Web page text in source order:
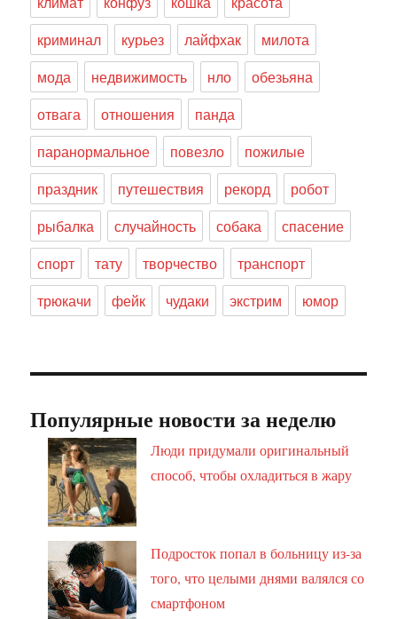
криминал
курьез лайфхак
милота
мода
недвижимость нло
обезьяна
отвага
отношения
панда
паранормальное
повезло
пожилые
праздник
путешествия рекорд
робот
рыбалка
случайность собака
спасение
спорт
тату творчество
транспорт
трюкачи
фейк чудаки экстрим юмор
Популярные новости за неделю
Люди придумали оригинальный
способ, чтобы охладиться в жару
Подросток попал в больницу из-за
того, что целыми днями валялся со
смартфоном